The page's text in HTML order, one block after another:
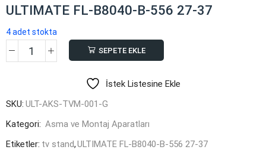
ULTIMATE FL-B8040-B-556 27-37
4 adet stokta
ULTIMATE
B-
27-
37
SEPETE EKLE
İstek Listesine Ekle
SKU: ULT-AKS-TVM-001-G
Kategori: Asma ve Montaj Aparatları
Etiketler: tv stand,ULTIMATE FL-B8040-B-556 27-37